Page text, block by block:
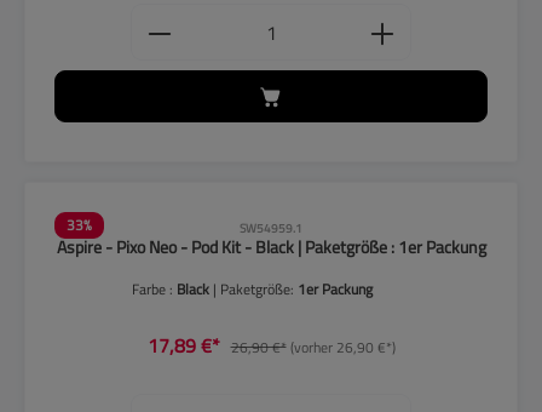
Produkt Anzahl: Gib den
33% SW54959.1
Aspire - Pixo Neo - Pod Kit - Black | Paketgröße : 1er Packung
Farbe : Black | Paketgröße: 1er Packung
17,89 €* 26,90 €*(vorher 26,90 €*)